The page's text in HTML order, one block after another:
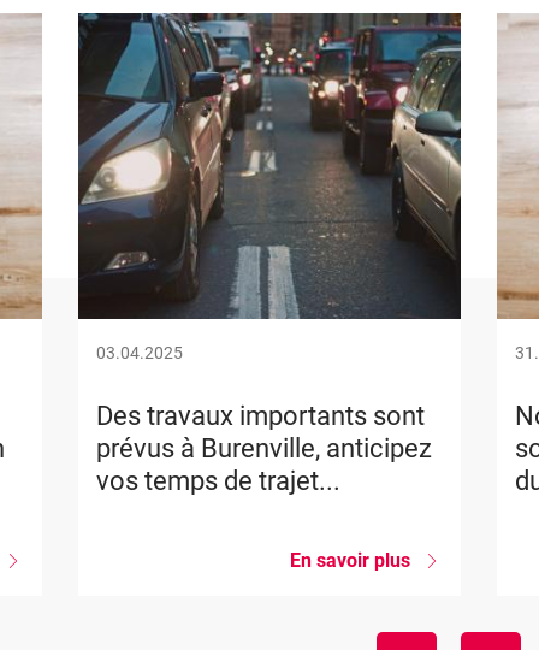
Image
03.04.2025
Des travaux importants sont
prévus à Burenville, anticipez
vos temps de trajet...
En savoir plus sur